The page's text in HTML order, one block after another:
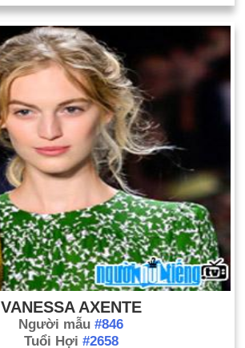
VANESSA AXENTE
Người mẫu #846
Tuổi Hợi #2658